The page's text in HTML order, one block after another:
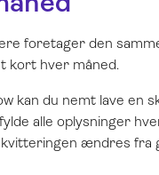
foretager den
kort hver måned.
kan du nemt lave en
alle oplysninger
ændres fra